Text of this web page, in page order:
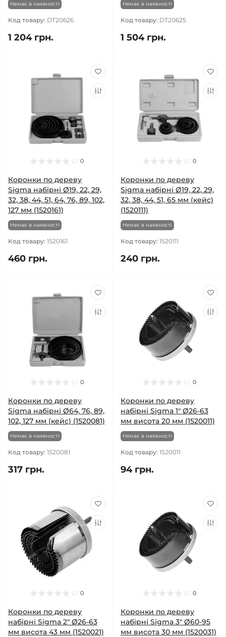
Немає в наявності
Код товару: DT20626
1 204 грн.
Немає в наявності
Код товару: DT20625
1 504 грн.
0
Коронки по дереву
Sigma набірні Ø19, 22, 29,
32, 38, 44, 51, 64, 76, 89, 102,
127 мм (1520161)
Немає в наявності
Код товару: 1520161
460 грн.
0
Коронки по дереву
Sigma набірні Ø19, 22, 29,
32, 38, 44, 51, 65 мм (кейс)
(1520111)
Немає в наявності
Код товару: 1520111
240 грн.
0
Коронки по дереву
Sigma набірні Ø64, 76, 89,
102, 127 мм (кейс) (1520081)
Немає в наявності
Код товару: 1520081
317 грн.
0
Коронки по дереву
набірні Sigma 1" Ø26-63
мм висота 20 мм (1520011)
Немає в наявності
Код товару: 1520011
94 грн.
0
Коронки по дереву
набірні Sigma 2" Ø26-63
мм висота 43 мм (1520021)
0
Коронки по дереву
набірні Sigma 3" Ø60-95
мм висота 30 мм (1520031)